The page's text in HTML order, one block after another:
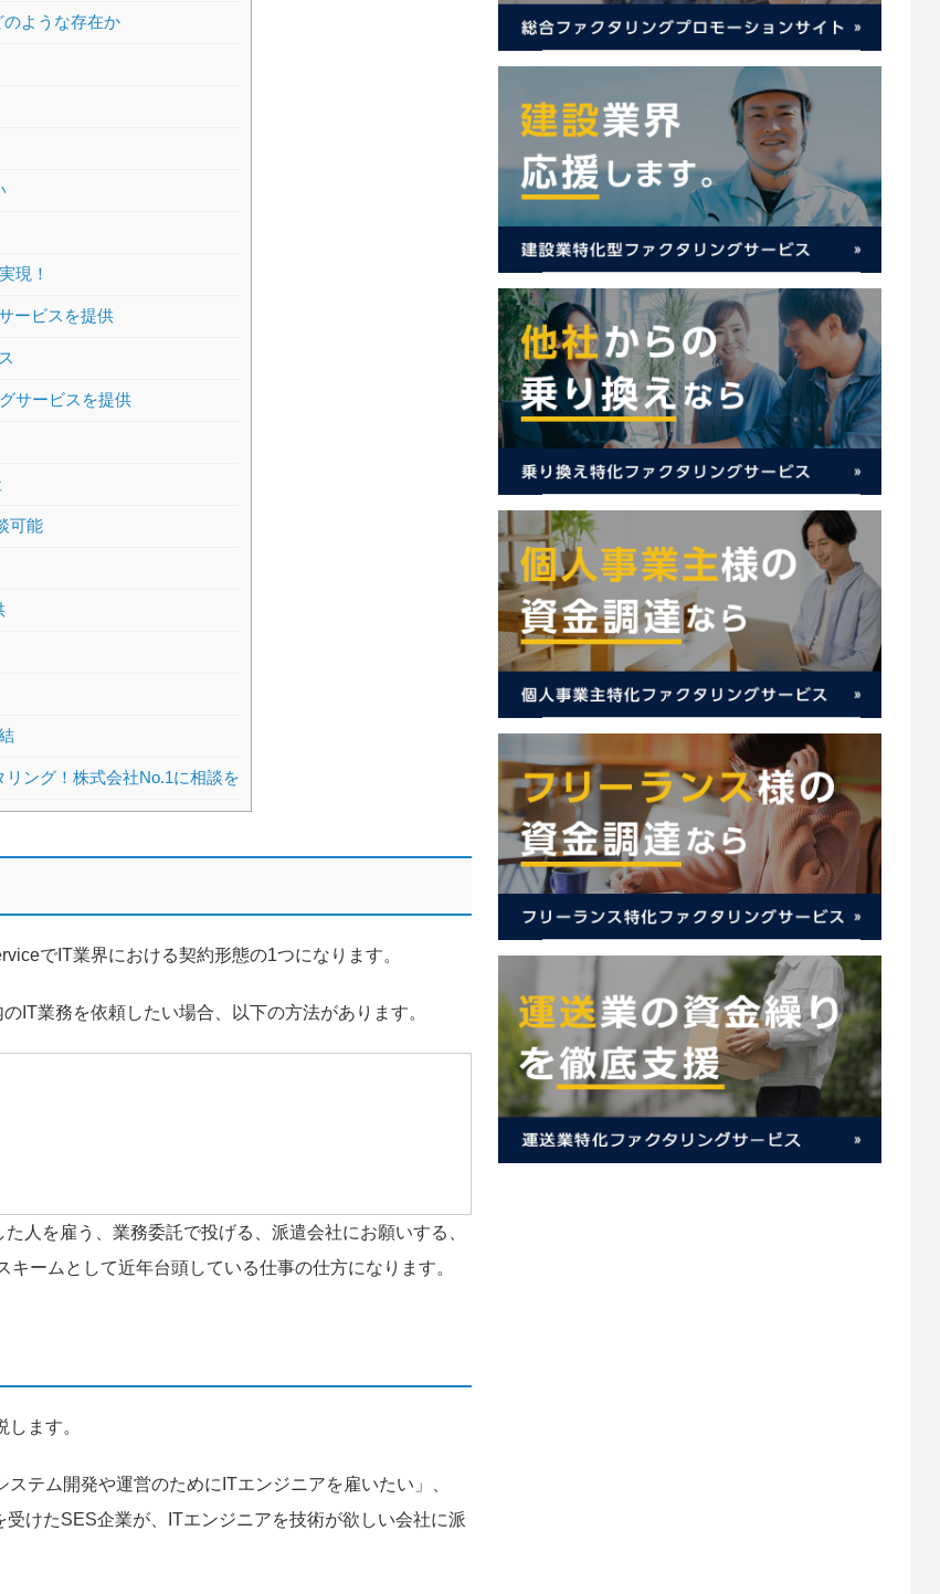
ような存在か
現！
ービスを提供
サービスを提供
可能
ング！株式会社No.1に相談を
でIT業界における契約形態の1つになります。
IT業務を依頼したい場合、以下の方法があります。
人を雇う、業務委託で投げる、派遣会社にお願いする、
ームとして近年台頭している仕事の仕方になります。
ます。
テム開発や運営のためにITエンジニアを雇いたい」、
けたSES企業が、ITエンジニアを技術が欲しい会社に派